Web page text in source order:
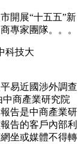
開展“十五五”新
專家團隊。。。
科技大
易近國涉外調查
中商產業研究院
告是中商產業研
告的客戶內部利
坐或媒體不得轉